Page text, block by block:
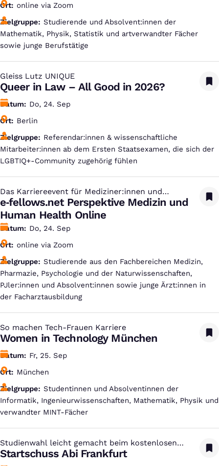
Ort
online via Zoom
Zielgruppe
Studierende und Absolvent:innen der
Mathematik, Physik, Statistik und artverwandter Fächer
sowie junge Berufstätige
Gleiss Lutz UNIQUE
:
Queer in Law – All Good in 2026?
Datum
Do, 24. Sep
Ort
Berlin
Zielgruppe
Referendar:innen & wissenschaftliche
Mitarbeiter:innen ab dem Ersten Staatsexamen, die sich der
LGBTIQ+-Community zugehörig fühlen
Das Karriereevent für Mediziner:innen und
Studierende aus den Life Sciences
:
e‑fellows.net Perspektive Medizin und
Human Health Online
Datum
Do, 24. Sep
Ort
online via Zoom
Zielgruppe
Studierende aus den Fachbereichen Medizin,
Pharmazie, Psychologie und der Naturwissenschaften,
PJler:innen und Absolvent:innen sowie junge Ärzt:innen in
der Facharztausbildung
So machen Tech-Frauen Karriere
:
Women in Technology München
Datum
Fr, 25. Sep
Ort
München
Zielgruppe
Studentinnen und Absolventinnen der
Informatik, Ingenieurwissenschaften, Mathematik, Physik und
verwandter MINT-Fächer
Studienwahl leicht gemacht beim kostenlosen
Studien-Infotag
:
Startschuss Abi Frankfurt